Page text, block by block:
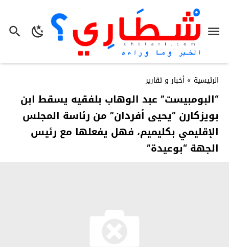
الرئيسية » أخبار و تقارير
“البومبيست” عبد الوهاب بلفقيه يسقط ابن
بويزكارن “يحيى أفردان” من رئاسة المجلس
الإقليمي بكليميم، فهل يفعلها مع رئيس
الجهة “بوعيدة”